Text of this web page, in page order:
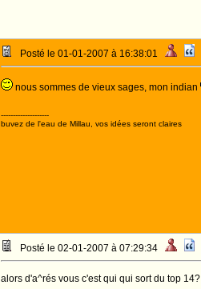
Posté le 01-01-2007 à 16:38:01
nous sommes de vieux sages, mon indian
--------------------
buvez de l'eau de Millau, vos idées seront claires
Posté le 02-01-2007 à 07:29:34
alors d'a^rés vous c'est qui qui sort du top 14?